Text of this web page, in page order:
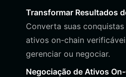
Transformar Resultados
Converta suas
ativos on-chain
gerenciar ou negociar.
Negociação de Ativos